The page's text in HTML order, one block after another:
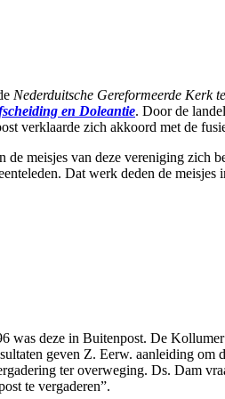
Nederduitsche Gereformeerde Kerk
en Doleantie. Door de
verklaarde zich akkoord met de
meisjes van deze vereniging
Dat werk deden de
was deze in Buitenpost. De
geven Z. Eerw. aanleiding
ter overweging. Ds. Dam
te vergaderen”.